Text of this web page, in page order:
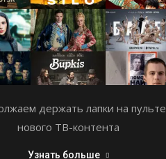
держать лапки на пульте
нового ТВ-контента
Узнать больше